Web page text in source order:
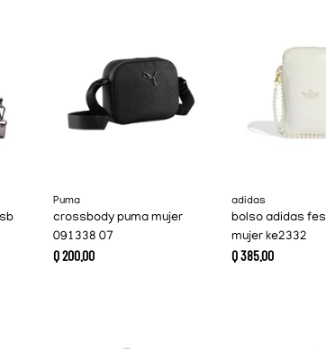
Puma
crossbody puma mujer
091338 07
Q200.00
adidas
bolso adidas
mujer ke2332
Q385.00